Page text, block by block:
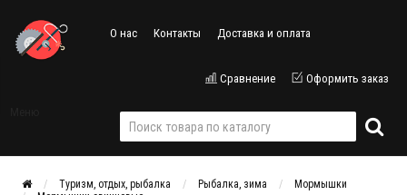
О нас Контакты Доставка и оплата
Сравнение Оформить заказ
Туризм, отдых, рыбалка Рыбалка, зима
Мормышки